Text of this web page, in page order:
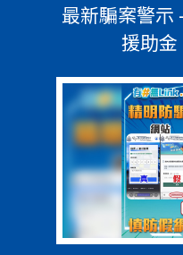
最新騙案警示
援助